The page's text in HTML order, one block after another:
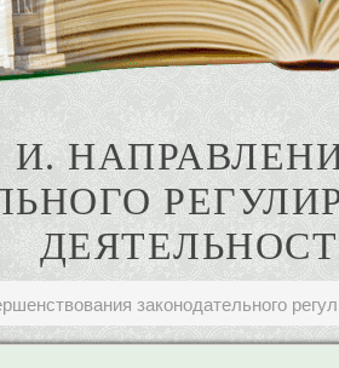
законодательного